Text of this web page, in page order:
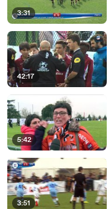
3:31
42:17
5:42
3:51